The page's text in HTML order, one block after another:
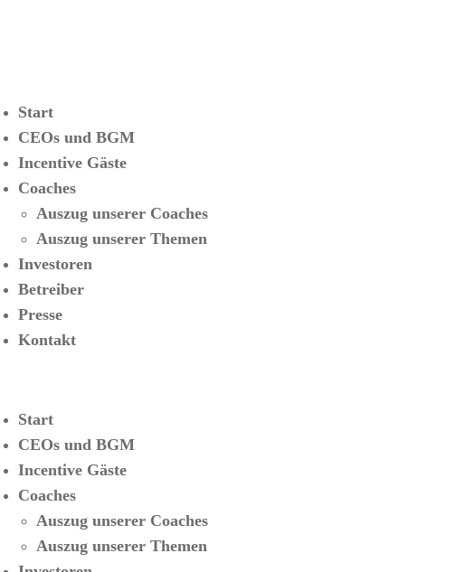
Start
CEOs und BGM
Incentive Gäste
Coaches
Auszug unserer Coaches
Auszug unserer Themen
Investoren
Betreiber
Presse
Kontakt
Start
CEOs und BGM
Incentive Gäste
Coaches
Auszug unserer Coaches
Auszug unserer Themen